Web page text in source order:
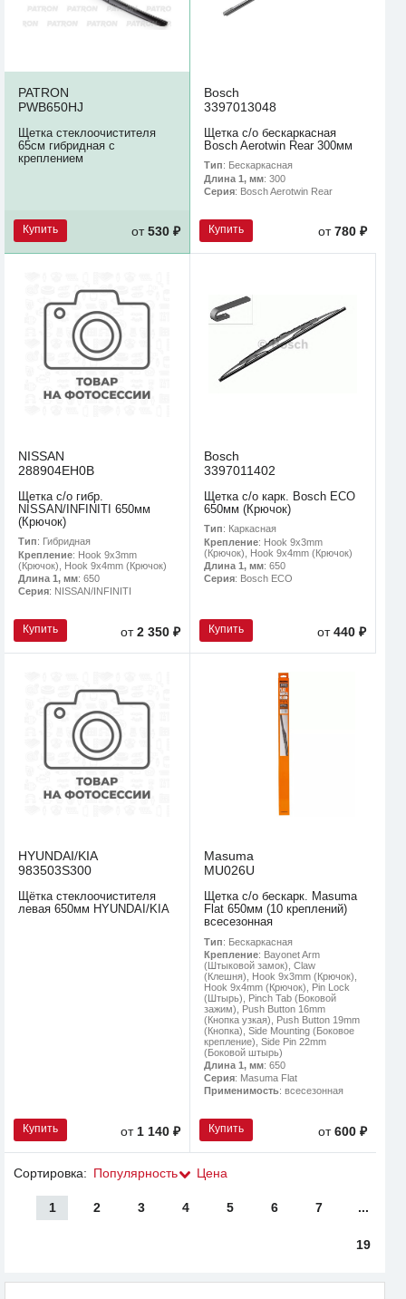
PATRON
PWB650HJ
Щетка стеклоочистителя
65см гибридная с
креплением
Купить от530 ₽
Bosch
3397013048
Щетка с/о бескаркасная
Bosch Aerotwin Rear 300мм
Тип: Бескаркасная
Длина 1, мм: 300
Серия: Bosch Aerotwin Rear
Купить от780 ₽
NISSAN
288904EH0B
Щетка с/о гибр.
NISSAN/INFINITI 650мм
(Крючок)
Тип: Гибридная
Крепление: Hook 9x3mm
(Крючок), Hook 9x4mm (Крючок)
Длина 1, мм: 650
Серия: NISSAN/INFINITI
Купить от2 350 ₽
Bosch
3397011402
Щетка с/о карк. Bosch ECO
650мм (Крючок)
Тип: Каркасная
Крепление: Hook 9x3mm
(Крючок), Hook 9x4mm (Крючок)
Длина 1, мм: 650
Серия: Bosch ECO
Купить от440 ₽
HYUNDAI/KIA
983503S300
Щётка стеклоочистителя
левая 650мм HYUNDAI/KIA
Купить от 1 140 ₽
Masuma
MU026U
Щетка с/о бескарк. Masuma
Flat 650мм (10 креплений)
всесезонная
Тип: Бескаркасная
Крепление: Bayonet Arm
(Штыковой замок), Claw
(Клешня), Hook 9x3mm (Крючок),
Hook 9x4mm (Крючок), Pin Lock
(Штырь), Pinch Tab (Боковой
зажим), Push Button 16mm
(Кнопка узкая), Push Button 19mm
(Кнопка), Side Mounting (Боковое
крепление), Side Pin 22mm
(Боковой штырь)
Длина 1, мм: 650
Серия: Masuma Flat
Применимость: всесезонная
Купить от600 ₽
Сортировка: Популярность Цена
1 2 3 4 5 6 7 ...
19